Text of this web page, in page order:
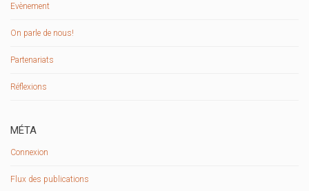
Evènement
On parle de nous!
Partenariats
Réflexions
MÉTA
Connexion
Flux des publications